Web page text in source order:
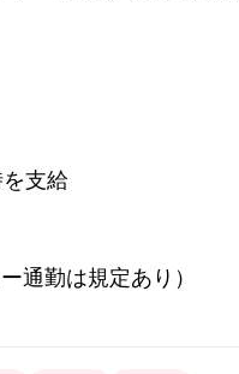
支給
通勤は規定あり）